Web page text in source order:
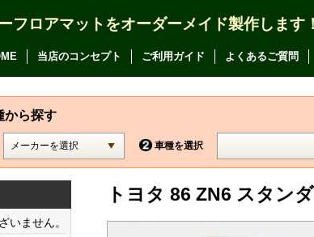
フロアマットをオーダーメイド製作します！
当店のコンセプト ご利用ガイド よくあるご質問
から探す
車種を選択
トヨタ 86 ZN6 スタン
いません。